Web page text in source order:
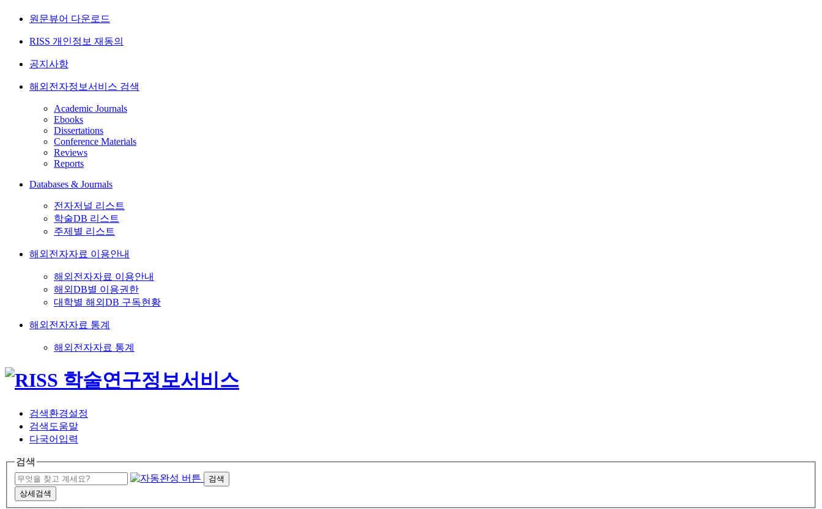
원문뷰어 다운로드
RISS 개인정보 재동의
공지사항
해외전자정보서비스 검색
Academic Journals
Ebooks
Dissertations
Conference Materials
Reviews
Reports
Databases & Journals
전자저널 리스트
학술DB 리스트
주제별 리스트
해외전자자료 이용안내
해외전자자료 이용안내
해외DB별 이용권한
대학별 해외DB 구독현황
해외전자자료 통계
해외전자자료 통계
검색환경설정
검색도움말
다국어입력
검색
검색
상세검색